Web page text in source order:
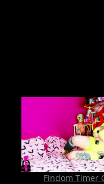
Findom Timer